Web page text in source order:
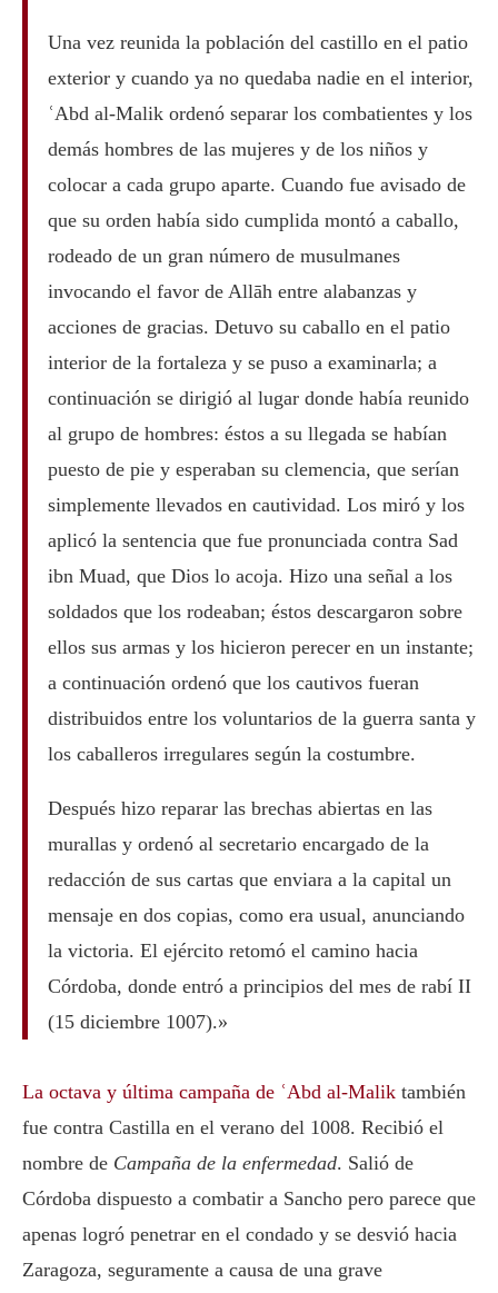
Una vez reunida la población del castillo en el patio
exterior y cuando ya no quedaba nadie en el interior,
ʿAbd al-Malik ordenó separar los combatientes y los
demás hombres de las mujeres y de los niños y
colocar a cada grupo aparte. Cuando fue avisado de
que su orden había sido cumplida montó a caballo,
rodeado de un gran número de musulmanes
invocando el favor de Allāh entre alabanzas y
acciones de gracias. Detuvo su caballo en el patio
interior de la fortaleza y se puso a examinarla; a
continuación se dirigió al lugar donde había reunido
al grupo de hombres: éstos a su llegada se habían
puesto de pie y esperaban su clemencia, que serían
simplemente llevados en cautividad. Los miró y los
aplicó la sentencia que fue pronunciada contra Sad
ibn Muad, que Dios lo acoja. Hizo una señal a los
soldados que los rodeaban; éstos descargaron sobre
ellos sus armas y los hicieron perecer en un instante;
a continuación ordenó que los cautivos fueran
distribuidos entre los voluntarios de la guerra santa y
los caballeros irregulares según la costumbre.
Después hizo reparar las brechas abiertas en las
murallas y ordenó al secretario encargado de la
redacción de sus cartas que enviara a la capital un
mensaje en dos copias, como era usual, anunciando
la victoria. El ejército retomó el camino hacia
Córdoba, donde entró a principios del mes de rabí II
(15 diciembre 1007).»
La octava y última campaña de ʿAbd al-Malik también
fue contra Castilla en el verano del 1008. Recibió el
nombre de Campaña de la enfermedad. Salió de
Córdoba dispuesto a combatir a Sancho pero parece que
apenas logró penetrar en el condado y se desvió hacia
Zaragoza, seguramente a causa de una grave